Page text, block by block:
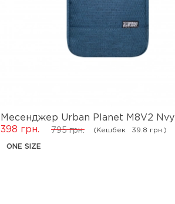
Месенджер Urban Planet M8V2 Nvy
795 грн.
398 грн. (Кешбек 39.8 грн.)
ONE SIZE